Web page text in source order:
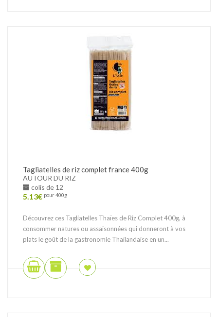
Tagliatelles de riz complet france 400g
AUTOUR DU RIZ
colis de 12
5.13€ pour 400g
Découvrez ces Tagliatelles Thaïes de Riz Complet 400g, à
consommer natures ou assaisonnées qui donneront à vos
plats le goût de la gastronomie Thaïlandaise en un...